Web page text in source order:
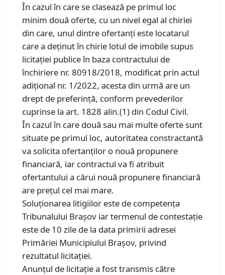
În cazul în care se clasează pe primul loc
minim două oferte, cu un nivel egal al chiriei
din care, unul dintre ofertanți este locatarul
care a deținut în chirie lotul de imobile supus
licitației publice în baza contractului de
închiriere nr. 80918/2018, modificat prin actul
adițional nr. 1/2022, acesta din urmă are un
drept de preferință, conform prevederilor
cuprinse la art. 1828 alin.(1) din Codul Civil.
În cazul în care două sau mai multe oferte sunt
situate pe primul loc, autoritatea constractantă
va solicita ofertanților o nouă propunere
financiară, iar contractul va fi atribuit
ofertantului a cărui nouă propunere financiară
are prețul cel mai mare.
Soluționarea litigiilor este de competența
Tribunalului Brașov iar termenul de contestație
este de 10 zile de la data primirii adresei
Primăriei Municipiului Brașov, privind
rezultatul licitației.
Anunțul de licitație a fost transmis către